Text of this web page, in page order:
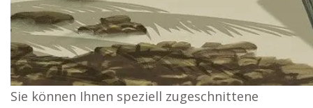
Sie können Ihnen speziell zugeschnittene